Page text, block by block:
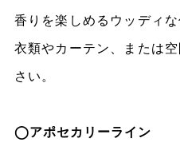
香りを楽しめるウッディ
衣類やカーテン、または
さい。
◯アポセカリーライン